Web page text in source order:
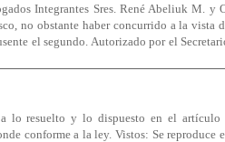
Integrantes Sres. René Abeliuk M. y
no obstante haber concurrido a la vista
el segundo. Autorizado por el
lo resuelto y lo dispuesto en el
conforme a la ley. Vistos: Se reproduce